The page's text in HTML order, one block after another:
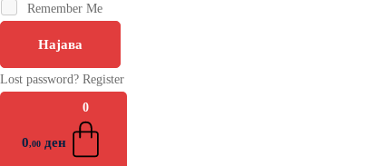
Remember Me
Најава
Lost password? Register
0,00 ден
0